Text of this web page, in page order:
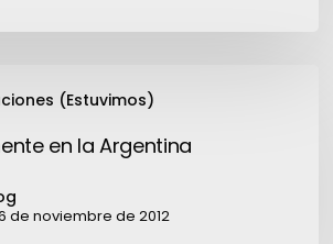
(Estuvimos)
en la Argentina
de noviembre de 2012